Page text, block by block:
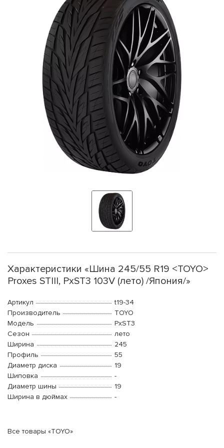
Характеристики «Шина 245/55 R19 <TOYO>
Proxes STIII, PxST3 103V (лето) /Япония/»
Артикул
t19-34
Производитель
TOYO
Модель
PxST3
Сезон
лето
Ширина
245
Профиль
55
Диаметр диска
19
Шиповка
-
Диаметр шины
19
Ширина в дюймах
-
Все товары «TOYO»